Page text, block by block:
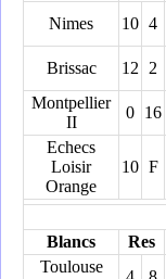
Nimes
10 4
Brissac 12 2
Montpellier
II
0 16
Echecs
Loisir
Orange
10 F
Blancs
Res
Toulouse